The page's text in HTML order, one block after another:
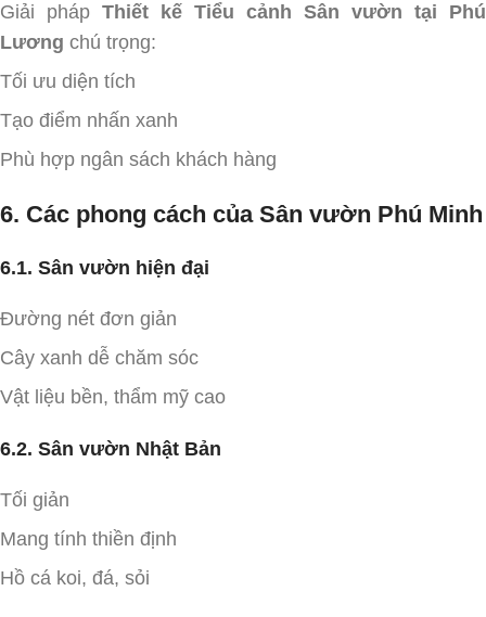
Giải pháp Thiết kế Tiểu cảnh Sân vườn tại Phú
Lương chú trọng:
Tối ưu diện tích
Tạo điểm nhấn xanh
Phù hợp ngân sách khách hàng
6. Các phong cách của Sân vườn Phú Minh
6.1. Sân vườn hiện đại
Đường nét đơn giản
Cây xanh dễ chăm sóc
Vật liệu bền, thẩm mỹ cao
6.2. Sân vườn Nhật Bản
Tối giản
Mang tính thiền định
Hồ cá koi, đá, sỏi